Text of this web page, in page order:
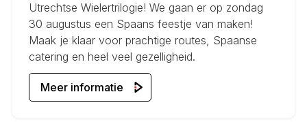
Utrechtse Wielertrilogie! We gaan er op zondag
30 augustus een Spaans feestje van maken!
Maak je klaar voor prachtige routes, Spaanse
catering en heel veel gezelligheid.
Meer informatie